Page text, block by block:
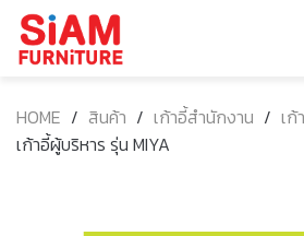
HOME / สินค้า / เก้าอี้สำนักงาน / เก้
เก้าอี้ผู้บริหาร รุ่น MIYA